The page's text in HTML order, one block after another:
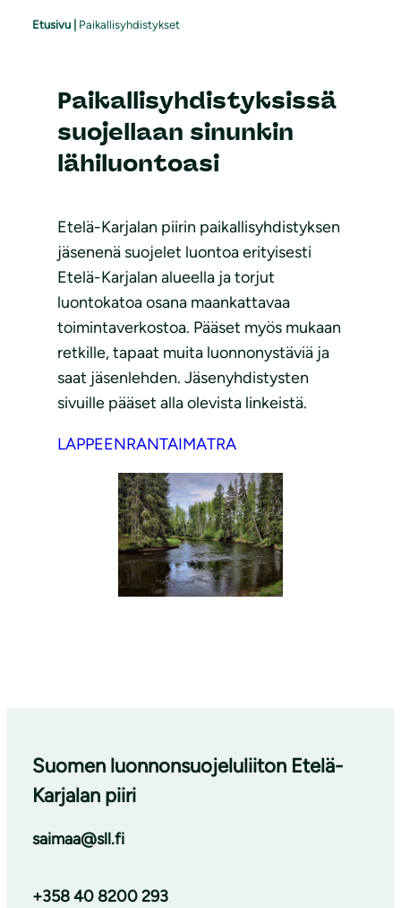
Etusivu Paikallisyhdistykset
Paikallisyhdistyksissä
suojellaan sinunkin
lähiluontoasi
Etelä-Karjalan piirin paikallisyhdistyksen
jäsenenä suojelet luontoa erityisesti
Etelä-Karjalan alueella ja torjut
luontokatoa osana maankattavaa
toimintaverkostoa. Pääset myös mukaan
retkille, tapaat muita luonnonystäviä ja
saat jäsenlehden. Jäsenyhdistysten
sivuille pääset alla olevista linkeistä.
LAPPEENRANTAIMATRA
Suomen luonnonsuojeluliiton Etelä-
Karjalan piiri
saimaa@sll.fi
+358 40 8200 293